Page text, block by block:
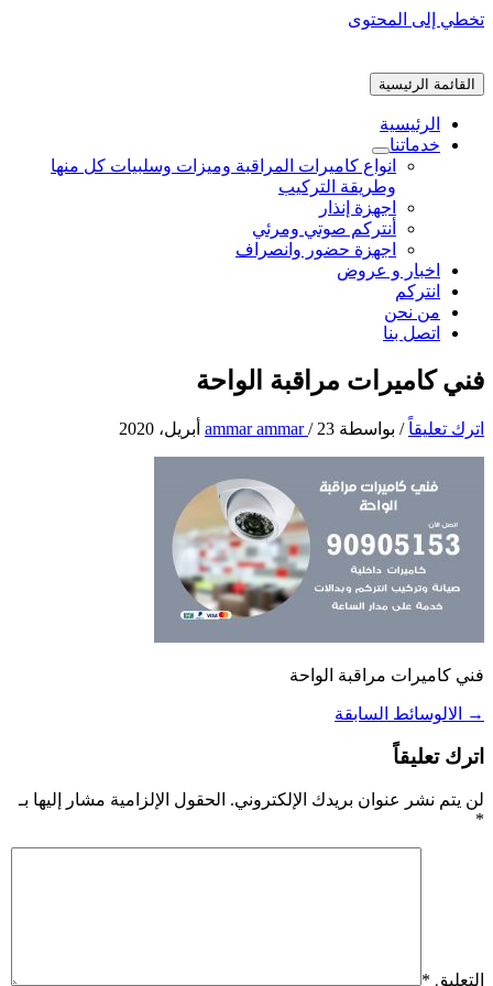
تخطي إلى المحتوى
القائمة الرئيسية
الرئيسية
خدماتنا
انواع كاميرات المراقبة وميزات وسلبيات كل منها
وطريقة التركيب
اجهزة إنذار
أنتركم صوتي ومرئي
اجهزة حضور وانصراف
اخبار و عروض
انتركم
من نحن
اتصل بنا
فني كاميرات مراقبة الواحة
اترك تعليقاً / بواسطة ammar ammar/ 23 أبريل، 2020
فني كاميرات مراقبة الواحة
→ الالوسائط السابقة
اترك تعليقاً
لن يتم نشر عنوان بريدك الإلكتروني. الحقول الإلزامية مشار إليها بـ
*
التعليق *